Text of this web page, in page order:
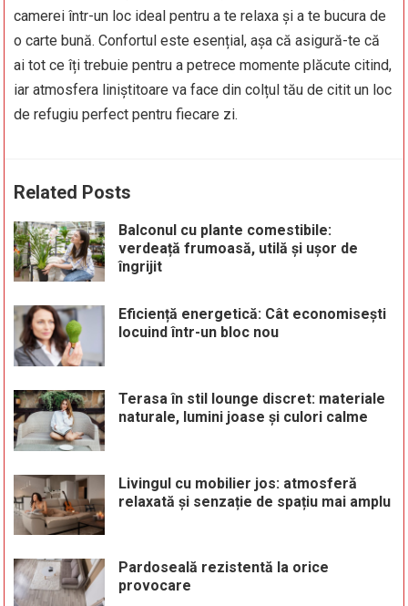
camerei într-un loc ideal pentru a te relaxa și a te bucura de
o carte bună. Confortul este esențial, așa că asigură-te că
ai tot ce îți trebuie pentru a petrece momente plăcute citind,
iar atmosfera liniștitoare va face din colțul tău de citit un loc
de refugiu perfect pentru fiecare zi.
Related Posts
Balconul cu plante comestibile:
verdeață frumoasă, utilă și ușor de
îngrijit
Eficiență energetică: Cât economisești
locuind într-un bloc nou
Terasa în stil lounge discret: materiale
naturale, lumini joase și culori calme
Livingul cu mobilier jos: atmosferă
relaxată și senzație de spațiu mai amplu
Pardoseală rezistentă la orice
provocare